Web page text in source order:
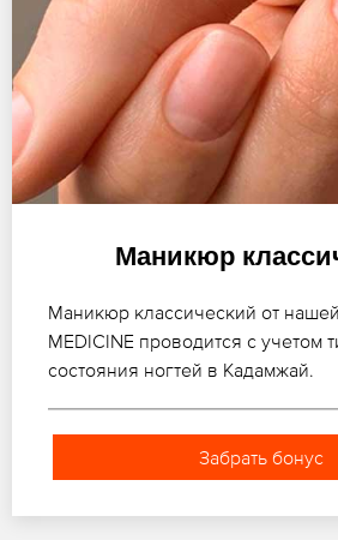
Маникюр
Маникюр классический от
MEDICINE проводится с учетом
состояния ногтей в Кадамжай.
Забрать бонус